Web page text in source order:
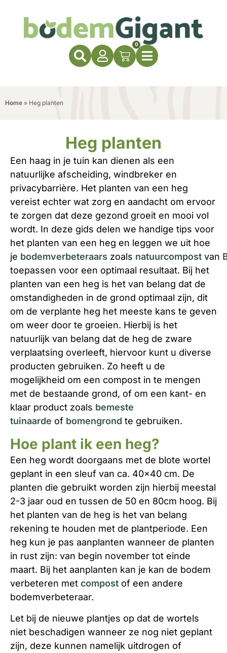
0
Home » Heg planten
Heg planten
Een haag in je tuin kan dienen als een
natuurlijke afscheiding, windbreker en
privacybarrière. Het planten van een heg
vereist echter wat zorg en aandacht om ervoor
te zorgen dat deze gezond groeit en mooi vol
wordt. In deze gids delen we handige tips voor
het planten van een heg en leggen we uit hoe
je bodemverbeteraars zoals natuurcompost van
toepassen voor een optimaal resultaat. Bij het
planten van een heg is het van belang dat de
omstandigheden in de grond optimaal zijn, dit
om de verplante heg het meeste kans te geven
om weer door te groeien. Hierbij is het
natuurlijk van belang dat de heg de zware
verplaatsing overleeft, hiervoor kunt u diverse
producten gebruiken. Zo heeft u de
mogelijkheid om een compost in te mengen
met de bestaande grond, of om een kant- en
klaar product zoals bemeste
tuinaarde of bomengrond te gebruiken.
Hoe plant ik een heg?
Een heg wordt doorgaans met de blote wortel
geplant in een sleuf van ca. 40×40 cm. De
planten die gebruikt worden zijn hierbij meestal
2-3 jaar oud en tussen de 50 en 80cm hoog. Bij
het planten van de heg is het van belang
rekening te houden met de plantperiode. Een
heg kun je pas aanplanten wanneer de planten
in rust zijn: van begin november tot einde
maart. Bij het aanplanten kan je kan de bodem
verbeteren met compost of een andere
bodemverbeteraar.
Let bij de nieuwe plantjes op dat de wortels
niet beschadigen wanneer ze nog niet geplant
zijn, deze kunnen namelijk uitdrogen of